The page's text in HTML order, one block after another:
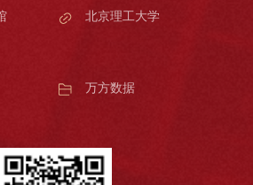
北京理工大学
万方数据